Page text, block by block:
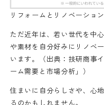
リフォームとリノベーショ
ただ近年は、若い世代を中
や素材を自分好みにリノベ
います。（出典：技研商事
ーム需要と市場分析」）
住まいに自分らしさや、心
るのかもしれません。